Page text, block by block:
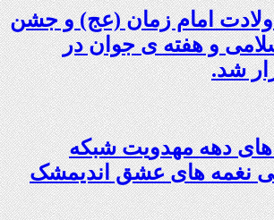
امام زمان (عج) و جشن
و هفته ی جوان در
شد.
های دهه مهدویت شبکه
نغمه های عشق اندیمشک